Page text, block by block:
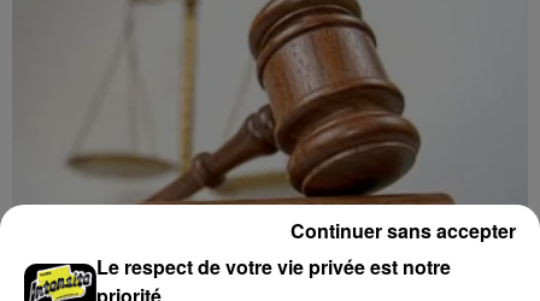
Le respect de votre vie privée est notre
Continuer sans accepter